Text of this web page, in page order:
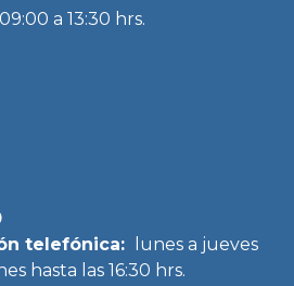
a 13:30 hrs.
telefónica:
lunes a jueves
hasta las 16:30 hrs.